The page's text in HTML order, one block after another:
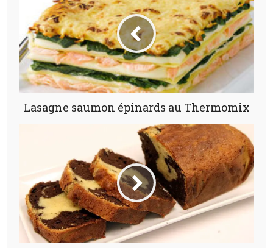
Lasagne saumon épinards au Thermomix